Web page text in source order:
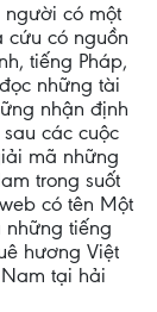
có một
cứu có nguồn
tiếng Pháp,
những tài
nhận định
các cuộc
mã những
trong suốt
có tên Một
tiếng
hương Việt
tại hải